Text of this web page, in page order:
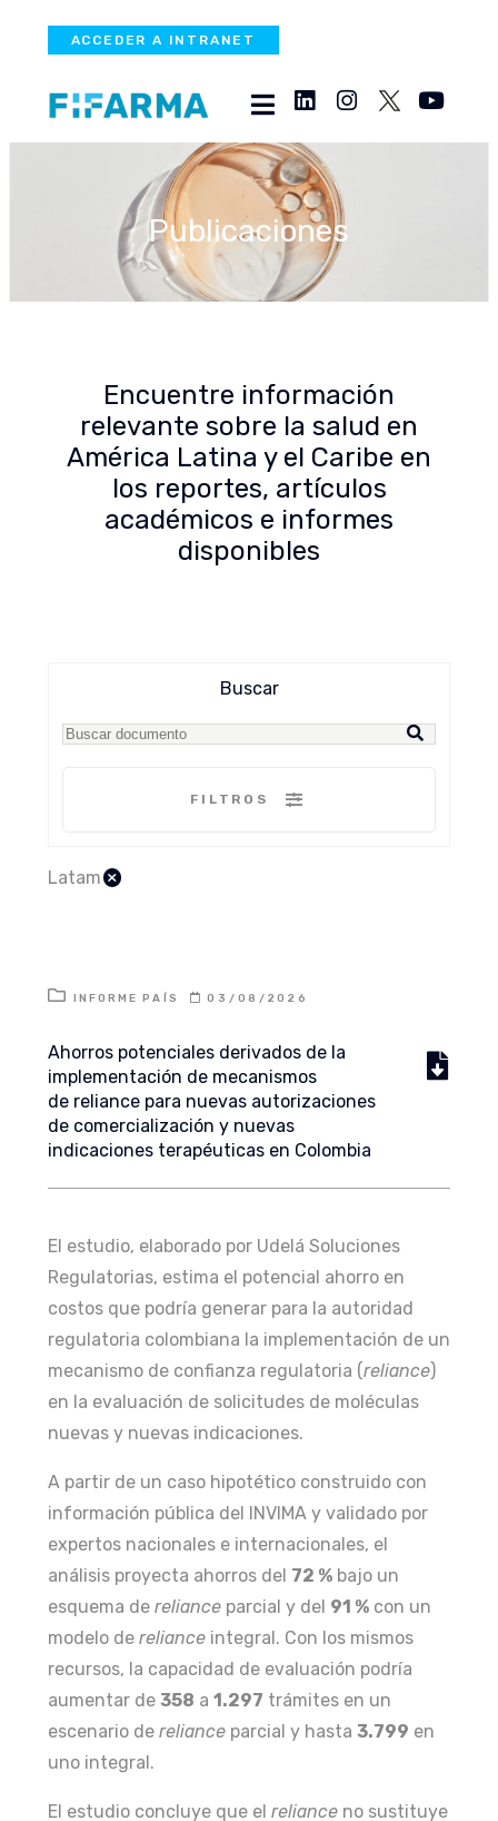
ACCEDER A INTRANET
Publicaciones
Encuentre información
relevante sobre la salud en
América Latina y el Caribe en
los reportes, artículos
académicos e informes
disponibles
INFORME PAÍS 03/08/2026
Ahorros potenciales derivados de la
implementación de mecanismos
de reliance para nuevas autorizaciones
de comercialización y nuevas
indicaciones terapéuticas en Colombia
El estudio, elaborado por Udelá Soluciones
Regulatorias, estima el potencial ahorro en
costos que podría generar para la autoridad
regulatoria colombiana la implementación de un
mecanismo de confianza regulatoria (reliance)
en la evaluación de solicitudes de moléculas
nuevas y nuevas indicaciones.
A partir de un caso hipotético construido con
información pública del INVIMA y validado por
expertos nacionales e internacionales, el
análisis proyecta ahorros del 72 %bajo un
esquema de relianceparcial y del 91 %con un
modelo de relianceintegral. Con los mismos
recursos, la capacidad de evaluación podría
aumentar de 358 a 1.297 trámites en un
escenario de relianceparcial y hasta 3.799 en
uno integral.
El estudio concluye que el relianceno sustituye
Buscar
FILTROS
Latam ×